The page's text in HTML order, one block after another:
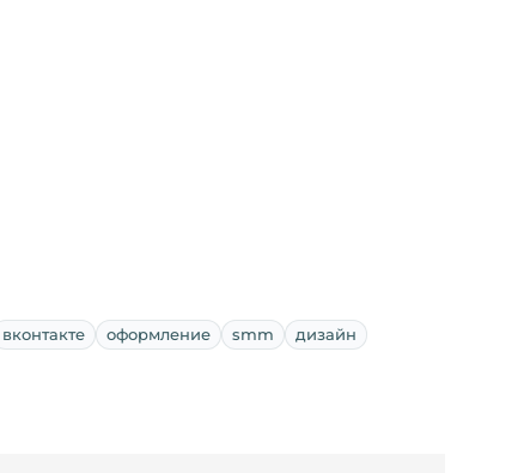
вконтакте оформление smm дизайн